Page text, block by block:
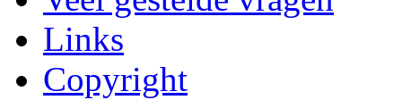
Links
Copyright